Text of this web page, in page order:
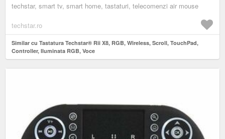
techstar, smart tv, smart home, tastaturi, telecomenzi air mouse
techstar.ro
Similar cu Tastatura Techstar® Rii X8, RGB, Wireless, Scroll, TouchPad,
Controller, Iluminata RGB, Voce